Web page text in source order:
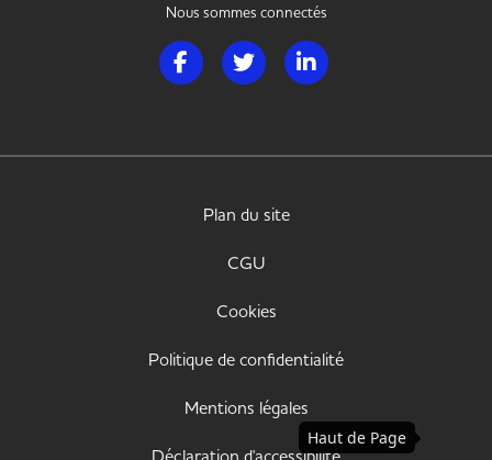
Nous sommes connectés
Page Facebook de Handi Hotellerie
Page Twitter de Handi Hotellerie
Plan du site
CGU
Cookies
Politique de confidentialité
Mentions légales
Haut de Page